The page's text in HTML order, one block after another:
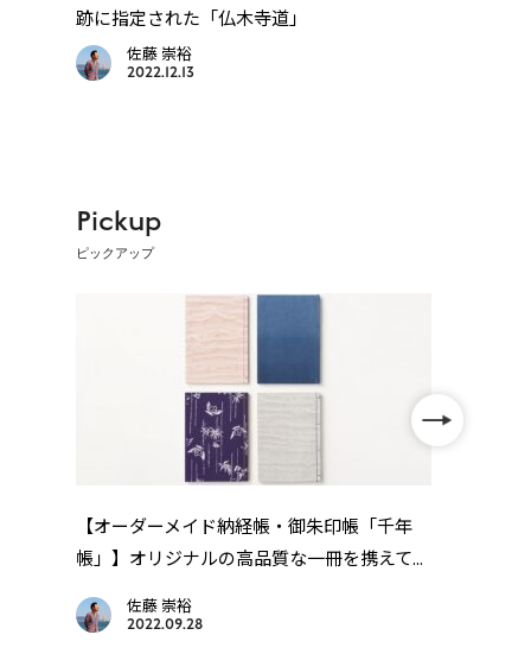
跡に指定された「仏木寺道」
佐藤 崇裕
2022.12.13
Pickup
ピックアップ
【オーダーメイド納経帳・御朱印帳「千年
帳」】オリジナルの高品質な一冊を携えて...
佐藤 崇裕
2022.09.28